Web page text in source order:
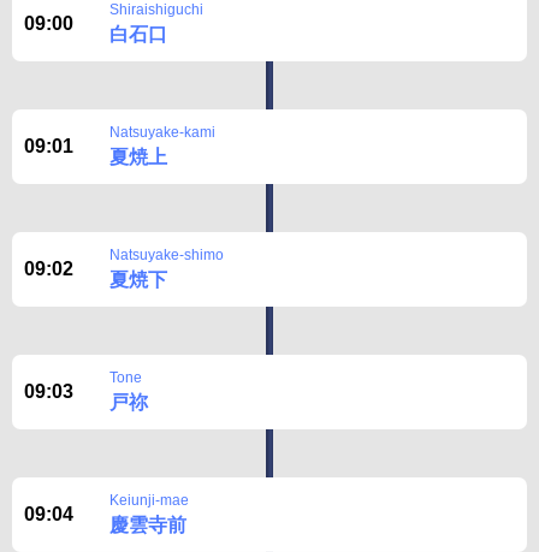
09:00
Shiraishiguchi
白石口
09:01
Natsuyake-kami
夏焼上
09:02
Natsuyake-shimo
夏焼下
09:03
Tone
戸祢
09:04
Keiunji-mae
慶雲寺前